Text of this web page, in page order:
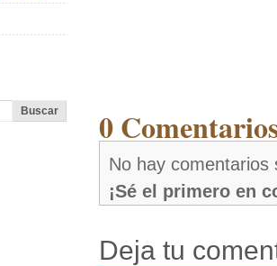
0
No hay comentarios
¡Sé el primero en
Deja tu